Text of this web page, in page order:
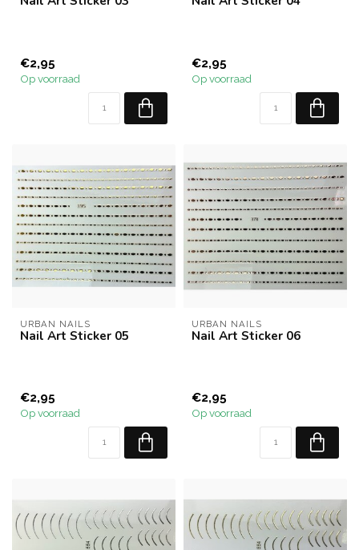
€2,95
Op voorraad
€2,95
Op voorraad
URBAN NAILS
Nail Art Sticker 05
€2,95
Op voorraad
URBAN NAILS
Nail Art Sticker 06
€2,95
Op voorraad